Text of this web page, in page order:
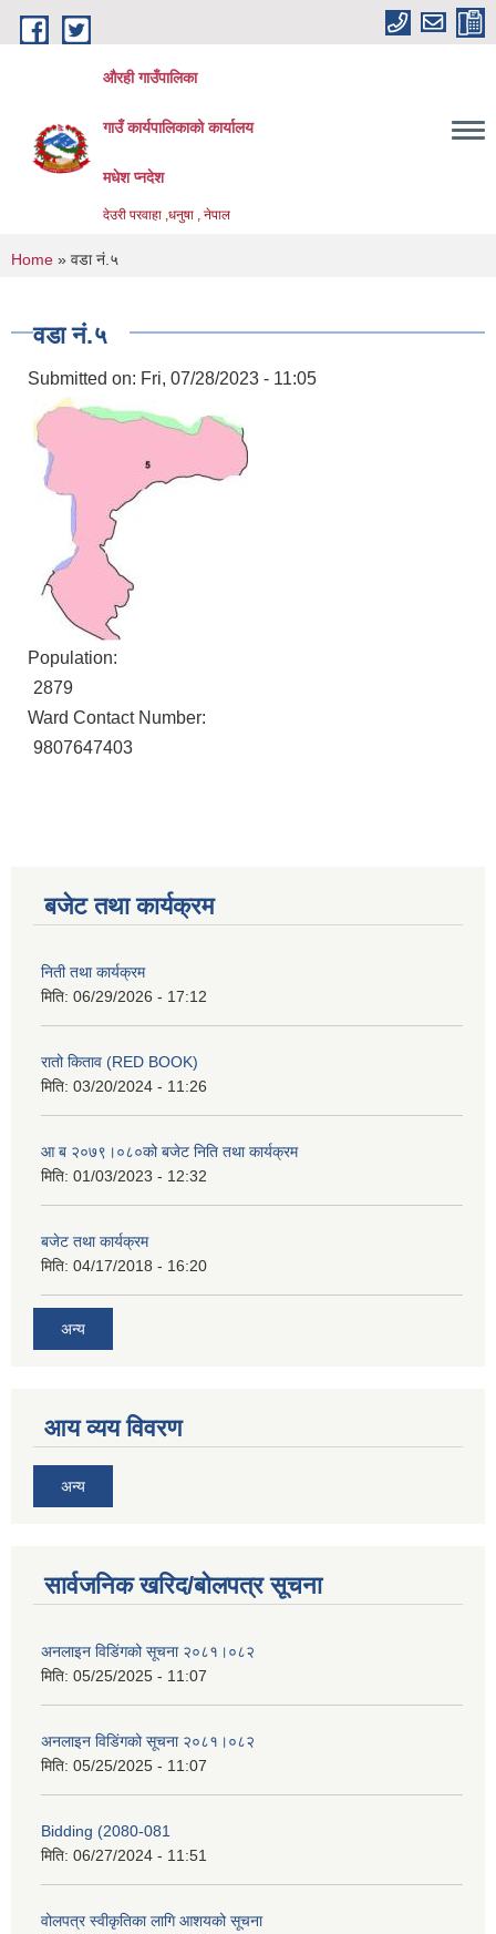
Skip to main content
औरही गाउँपालिका
गाउँ कार्यपालिकाको कार्यालय
मधेश प्नदेश
देउरी परवाहा ,धनुषा , नेपाल
You are here
Home » वडा नं.५
वडा नं.५
Submitted on: Fri, 07/28/2023 - 11:05
Population:
2879
Ward Contact Number:
9807647403
बजेट तथा कार्यक्रम
निती तथा कार्यक्रम
मिति: 06/29/2026 - 17:12
रातो किताव (RED BOOK)
मिति: 03/20/2024 - 11:26
आ ब २०७९।०८०को बजेट निति तथा कार्यक्रम
मिति: 01/03/2023 - 12:32
बजेट तथा कार्यक्रम
मिति: 04/17/2018 - 16:20
अन्य
आय व्यय विवरण
अन्य
सार्वजनिक खरिद/बोलपत्र सूचना
अनलाइन विडि‌ं‍गको सूचना २०८१।०८२
मिति: 05/25/2025 - 11:07
अनलाइन विडि‌ं‍गको सूचना २०८१।०८२
मिति: 05/25/2025 - 11:07
Bidding (2080-081
मिति: 06/27/2024 - 11:51
वोलपत्र स्वीकृतिका लागि आशयको सूचना